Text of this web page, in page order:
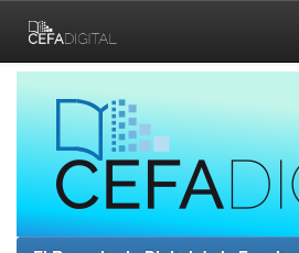
navigation